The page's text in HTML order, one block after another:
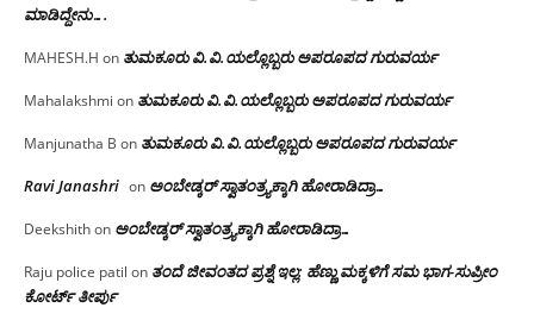
ಮಾಡಿದ್ದೇನು….
MAHESH.H on ತುಮಕೂರು‌ ವಿ.ವಿ.ಯಲ್ಲೊಬ್ಬರು ಅಪರೂಪದ ಗುರುವರ್ಯ
Mahalakshmi on ತುಮಕೂರು‌ ವಿ.ವಿ.ಯಲ್ಲೊಬ್ಬರು ಅಪರೂಪದ ಗುರುವರ್ಯ
Manjunatha B on ತುಮಕೂರು‌ ವಿ.ವಿ.ಯಲ್ಲೊಬ್ಬರು ಅಪರೂಪದ ಗುರುವರ್ಯ
Ravi Janashri on ಅಂಬೇಡ್ಕರ್ ಸ್ವಾತಂತ್ರ್ಯಕ್ಕಾಗಿ ಹೋರಾಡಿದ್ರಾ…
Deekshithon ಅಂಬೇಡ್ಕರ್ ಸ್ವಾತಂತ್ರ್ಯಕ್ಕಾಗಿ ಹೋರಾಡಿದ್ರಾ…
Raju police patil on ತಂದೆ ಜೀವಂತದ ಪ್ರಶ್ನೆ ಇಲ್ಲ: ಹೆಣ್ಣು ಮಕ್ಕಳಿಗೆ ಸಮ ಭಾಗ-ಸುಪ್ರೀಂ
ಕೋರ್ಟ್ ತೀರ್ಪು